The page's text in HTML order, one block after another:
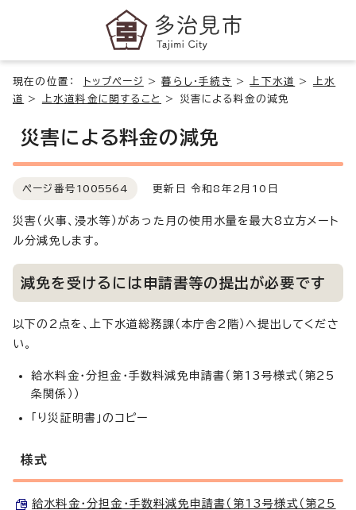
現在の位置： トップページ >暮らし・手続き > 上下水道 >
上水
道
> 上水道料金に関すること > 災害による料金の減免
災害による料金の減免
ページ番号 1005564 更新日 令和8年2月10日
災害（火事、浸水等）があった月の使用水量を最大8立方メート
ル分減免します。
減免を受けるには申請書等の提出が必要です
以下の2点を、上下水道総務課（本庁舎2階）へ提出してくださ
い。
給水料金・分担金・手数料減免申請書（第13号様式（第25
条関係））
「り災証明書」のコピー
様式
給水料金・分担金・手数料減免申請書（第13号様式（第25